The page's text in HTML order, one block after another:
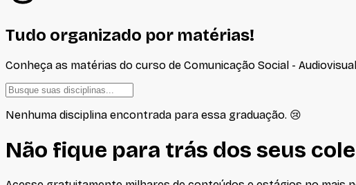
Tudo organizado por matérias!
Conheça as matérias do curso de Comunicação Social - Audiovisual
Nenhuma disciplina encontrada para essa graduação. 😢
Não fique para trás dos seus